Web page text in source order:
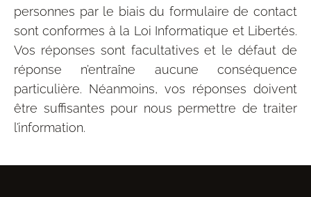
personnes par le biais du formulaire de contact
sont conformes à la Loi Informatique et Libertés.
Vos réponses sont facultatives et le défaut de
réponse n’entraîne aucune conséquence
particulière. Néanmoins, vos réponses doivent
être suffisantes pour nous permettre de traiter
l’information.